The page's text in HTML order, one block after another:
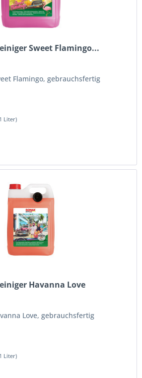
Sweet Flamingo...
Flamingo, gebrauchsfertig
Liter)
Havanna Love
Love, gebrauchsfertig
Liter)